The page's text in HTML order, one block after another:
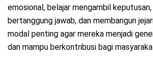
emosional, belajar mengambil
bertanggung jawab, dan membangun
modal penting agar mereka menjadi
dan mampu berkontribusi bagi